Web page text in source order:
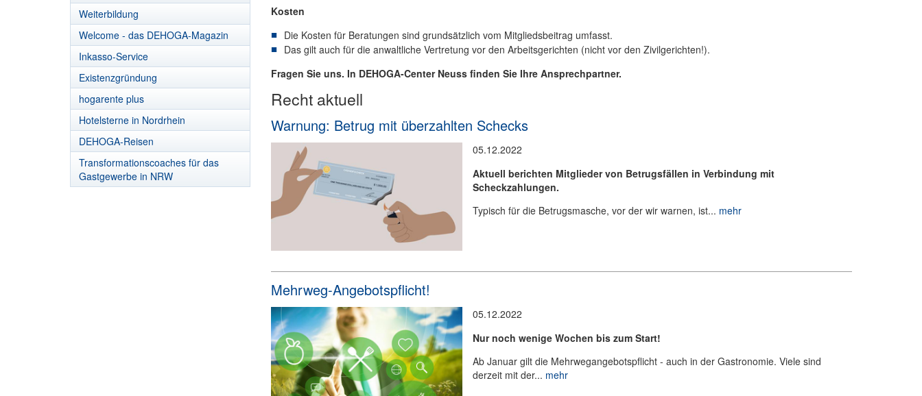
Weiterbildung
Welcome - das DEHOGA-Magazin
Inkasso-Service
Existenzgründung
hogarente plus
Hotelsterne in Nordrhein
DEHOGA-Reisen
Transformationscoaches für das
Gastgewerbe in NRW
Kosten
Die Kosten für Beratungen sind grundsätzlich vom Mitgliedsbeitrag umfasst.
Das gilt auch für die anwaltliche Vertretung vor den Arbeitsgerichten (nicht vor den Zivilgerichten!).
Fragen Sie uns. In DEHOGA-Center Neuss finden Sie Ihre Ansprechpartner.
Recht aktuell
Warnung: Betrug mit überzahlten Schecks
05.12.2022
Aktuell berichten Mitglieder von Betrugsfällen in Verbindung mit
Scheckzahlungen.
Typisch für die Betrugsmasche, vor der wir warnen, ist... mehr
Mehrweg-Angebotspflicht!
05.12.2022
Nur noch wenige Wochen bis zum Start!
Ab Januar gilt die Mehrwegangebotspflicht - auch in der Gastronomie. Viele sind
derzeit mit der... mehr